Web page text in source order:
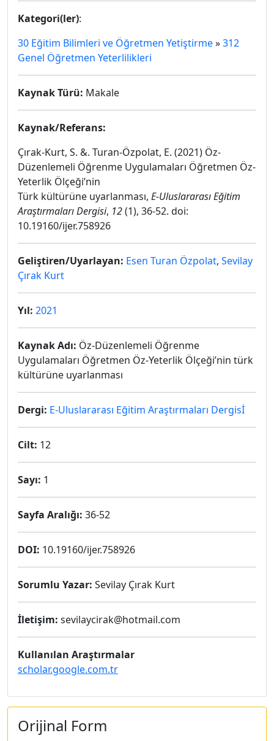
Kategori(ler):
30 Eğitim Bilimleri ve Öğretmen Yetiştirme»312
Genel Öğretmen Yeterlilikleri
Kaynak Türü: Makale
Kaynak/Referans:
Çırak-Kurt, S. &. Turan-Özpolat, E. (2021) Öz-
Düzenlemeli Öğrenme Uygulamaları Öğretmen Öz-
Yeterlik Ölçeği’nin
Türk kültürüne uyarlanması, E-Uluslararası Eğitim
Araştırmaları Dergisi, 12(1), 36-52. doi:
10.19160/ijer.758926
Geliştiren/Uyarlayan: Esen Turan Özpolat, Sevilay
Çırak Kurt
Yıl: 2021
Kaynak Adı: Öz-Düzenlemeli Öğrenme
Uygulamaları Öğretmen Öz-Yeterlik Ölçeği’nin türk
kültürüne uyarlanması
Dergi: E-Uluslararası Eğitim Araştırmaları Dergisİ
Cilt: 12
Sayı: 1
Sayfa Aralığı: 36-52
DOI: 10.19160/ijer.758926
Sorumlu Yazar: Sevilay Çırak Kurt
İletişim: sevilaycirak@hotmail.com
Kullanılan Araştırmalar
scholar.google.com.tr
Orijinal Form